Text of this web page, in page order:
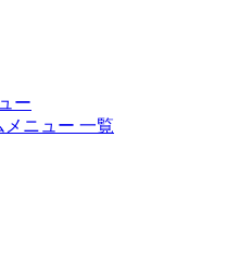
ー
ニュー 一覧